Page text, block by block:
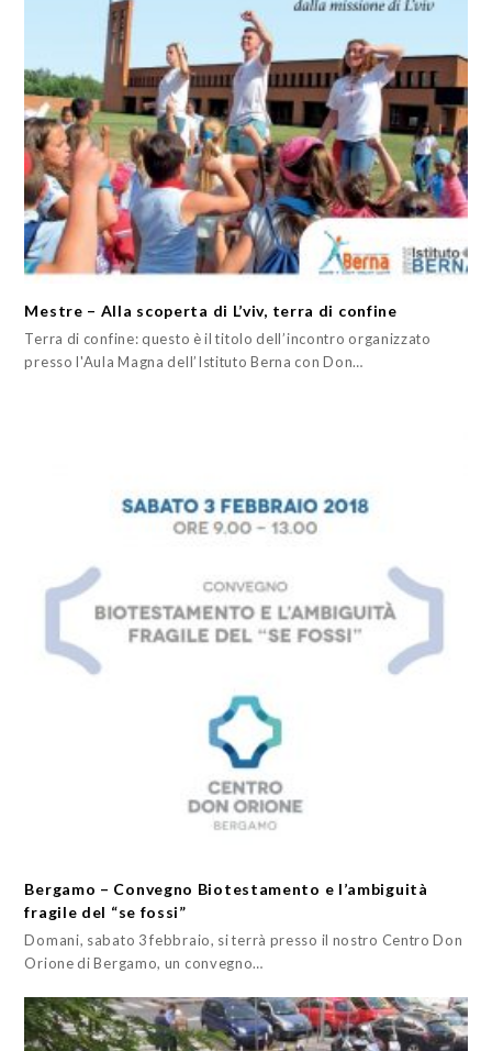
Mestre – Alla scoperta di L’viv, terra di confine
Terra di confine: questo è il titolo dell’incontro organizzato
presso l'Aula Magna dell’Istituto Berna con Don…
Bergamo – Convegno Biotestamento e l’ambiguità
fragile del “se fossi”
Domani, sabato 3 febbraio, si terrà presso il nostro Centro Don
Orione di Bergamo, un convegno…